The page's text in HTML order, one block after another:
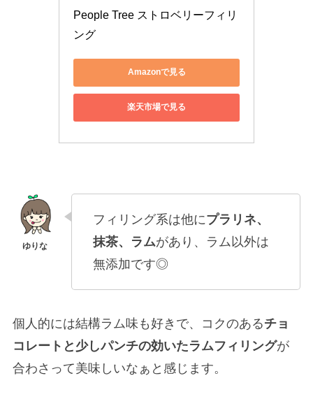
People Tree ストロベリーフィリ
ング
Amazonで見る
楽天市場で見る
フィリング系は他にプラリネ、
抹茶、ラムがあり、ラム以外は
無添加です◎
個人的には結構ラム味も好きで、コクのあるチョ
コレートと少しパンチの効いたラムフィリングが
合わさって美味しいなぁと感じます。